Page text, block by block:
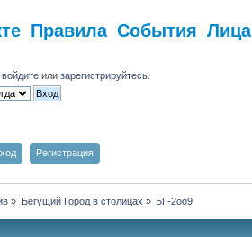
Правила События Лица
войдите илизарегистрируйтесь
Регистрация
» Бегущий Город в столицах » БГ-2оо9